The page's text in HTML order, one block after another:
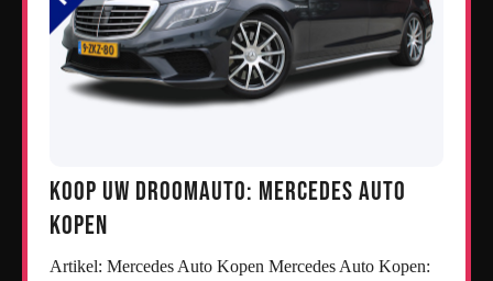
Koop uw droomauto: Mercedes auto
kopen
Artikel: Mercedes Auto Kopen Mercedes Auto Kopen: